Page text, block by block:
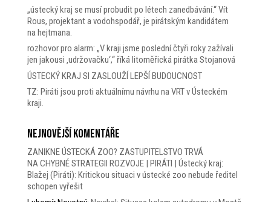
„ústecký kraj se musí probudit po létech zanedbávání.“ Vít
Rous, projektant a vodohspodář, je pirátským kandidátem
na hejtmana.
rozhovor pro alarm: „V kraji jsme poslední čtyři roky zažívali
jen jakousi ‚udržovačku‘,“ říká litoměřická pirátka Stojanová
ÚSTECKÝ KRAJ SI ZASLOUŽÍ LEPŠÍ BUDOUCNOST
TZ: Piráti jsou proti aktuálnímu návrhu na VRT v Ústeckém
kraji.
Nejnovější komentáře
ZANIKNE ÚSTECKÁ ZOO? ZASTUPITELSTVO TRVÁ
NA CHYBNÉ STRATEGII ROZVOJE | PIRÁTI | Ústecký kraj:
Blažej (Piráti): Kritickou situaci v ústecké zoo nebude ředitel
schopen vyřešit